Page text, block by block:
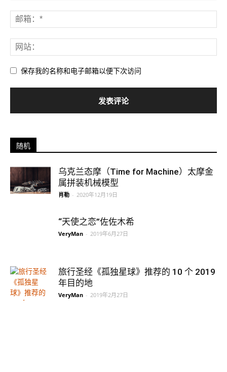
保存我的名称和电子邮箱以便下次访问
随机
乌克兰态摩（Time for Machine）太摩金
属拼装机械模型
肖勒 - 2020年12月19日
“天使之恋”佐佐木希
VeryMan - 2019年6月27日
旅行圣经《孤独星球》推荐的 10 个 2019
年目的地
VeryMan - 2019年2月27日